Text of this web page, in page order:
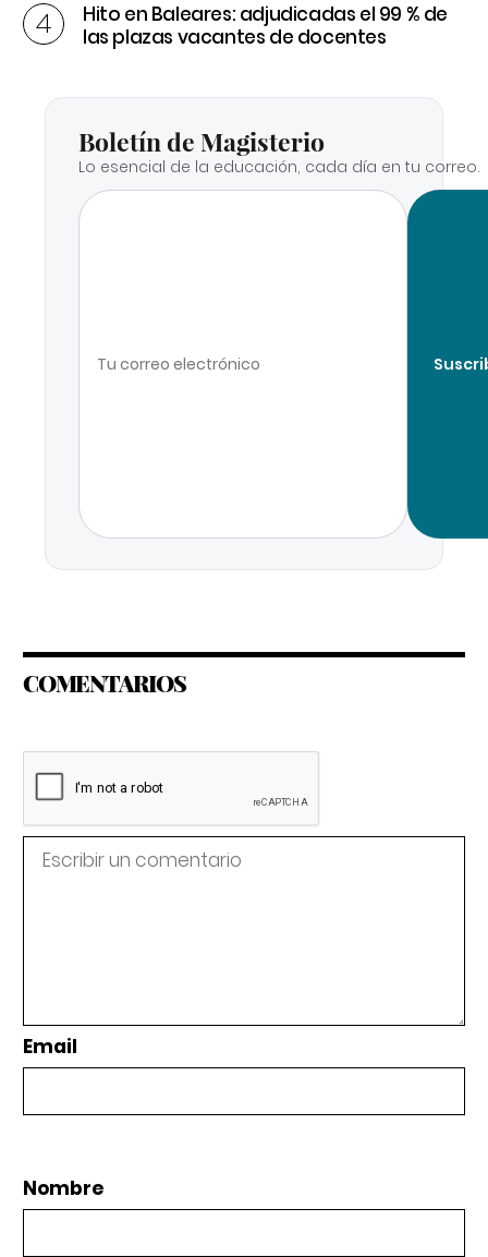
Hito en Baleares: adjudicadas el 99 % de
las plazas vacantes de docentes
Boletín de Magisterio
Lo esencial de la educación, cada día en tu correo.
COMENTARIOS
Email
Nombre